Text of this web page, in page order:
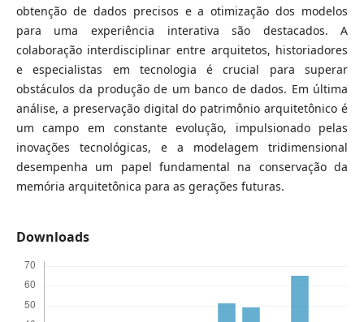
obtenção de dados precisos e a otimização dos modelos
para uma experiência interativa são destacados. A
colaboração interdisciplinar entre arquitetos, historiadores
e especialistas em tecnologia é crucial para superar
obstáculos da produção de um banco de dados. Em última
análise, a preservação digital do patrimônio arquitetônico é
um campo em constante evolução, impulsionado pelas
inovações tecnológicas, e a modelagem tridimensional
desempenha um papel fundamental na conservação da
memória arquitetônica para as gerações futuras.
Downloads